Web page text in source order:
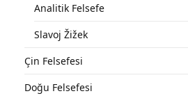
Analitik Felsefe
Slavoj Žižek
Çin Felsefesi
Doğu Felsefesi